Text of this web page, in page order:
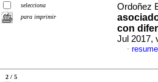
selecciona
para imprimir
Ordoñez
con
Jul 2017,
·
2 / 5